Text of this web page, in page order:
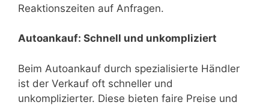
Reaktionszeiten auf Anfragen.
Autoankauf: Schnell und unkompliziert
Beim Autoankauf durch spezialisierte Händler
ist der Verkauf oft schneller und
unkomplizierter. Diese bieten faire Preise und